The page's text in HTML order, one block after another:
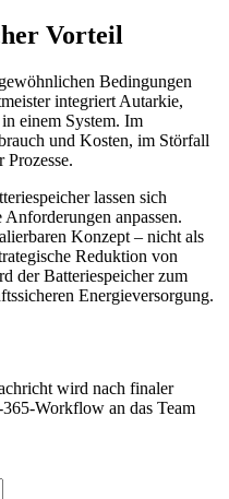
Vorteil
Bedingungen
integriert Autarkie,
einem System. Im
und Kosten, im Störfall
Prozesse.
lassen sich
anpassen.
Konzept – nicht als
Reduktion von
der Batteriespeicher zum
Energieversorgung.
wird nach finaler
Workflow an das Team